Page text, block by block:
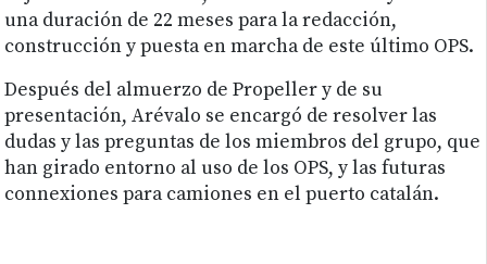
una duración de 22 meses para la redacción,
construcción y puesta en marcha de este último OPS.
Después del almuerzo de Propeller y de su
presentación, Arévalo se encargó de resolver las
dudas y las preguntas de los miembros del grupo, que
han girado entorno al uso de los OPS, y las futuras
connexiones para camiones en el puerto catalán.